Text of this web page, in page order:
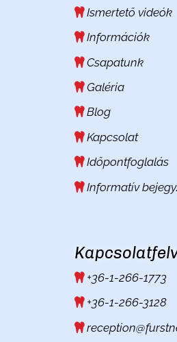
Ismertető videók
Információk
Csapatunk
Galéria
Blog
Kapcsolat
Időpontfoglalás
Informatív
+36-1-266-1773
+36-1-266-3128